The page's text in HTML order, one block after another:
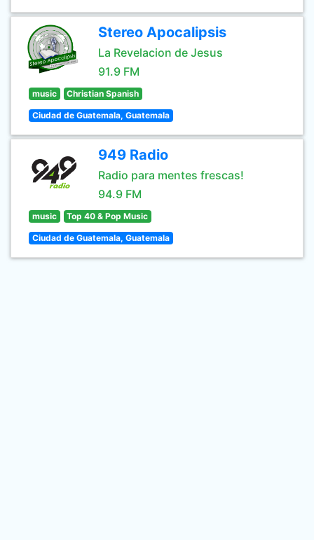
Stereo Apocalipsis
La Revelacion de Jesus
91.9 FM
music Christian Spanish
Ciudad de Guatemala, Guatemala
949 Radio
Radio para mentes frescas!
94.9 FM
music Top 40 & Pop Music
Ciudad de Guatemala, Guatemala